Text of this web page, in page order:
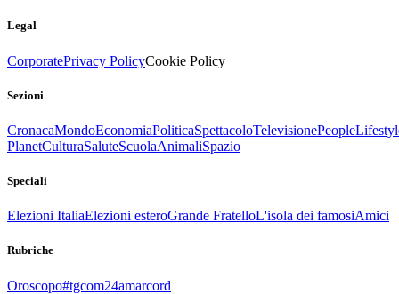
Legal
CorporatePrivacy PolicyCookie Policy
Sezioni
CronacaMondoEconomiaPoliticaSpettacoloTelevisionePeople
PlanetCulturaSaluteScuolaAnimaliSpazio
Speciali
Elezioni ItaliaElezioni esteroGrande FratelloL'isola dei famosiAmici
Rubriche
Oroscopo#tgcom24amarcord